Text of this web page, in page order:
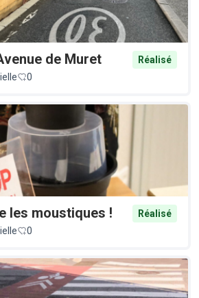
de Muret
Réalisé
0
les moustiques !
Réalisé
0